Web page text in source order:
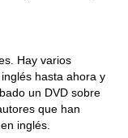
Hay varios
hasta ahora y
un DVD sobre
que han
inglés.